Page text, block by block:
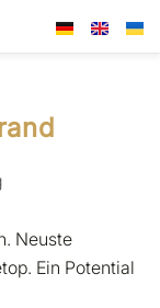
Neuste
Ein Potential